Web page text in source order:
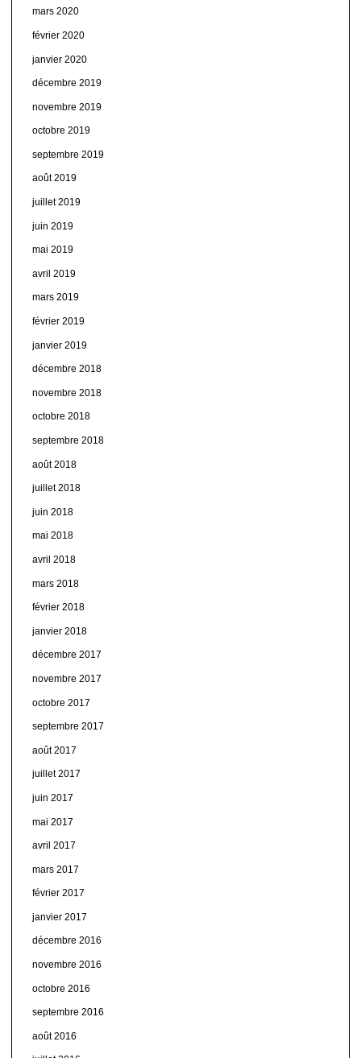
mars 2020
février 2020
janvier 2020
décembre 2019
novembre 2019
octobre 2019
septembre 2019
août 2019
juillet 2019
juin 2019
mai 2019
avril 2019
mars 2019
février 2019
janvier 2019
décembre 2018
novembre 2018
octobre 2018
septembre 2018
août 2018
juillet 2018
juin 2018
mai 2018
avril 2018
mars 2018
février 2018
janvier 2018
décembre 2017
novembre 2017
octobre 2017
septembre 2017
août 2017
juillet 2017
juin 2017
mai 2017
avril 2017
mars 2017
février 2017
janvier 2017
décembre 2016
novembre 2016
octobre 2016
septembre 2016
août 2016